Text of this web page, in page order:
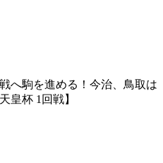
へ駒を進める！今治、鳥取は
皇杯 1回戦】